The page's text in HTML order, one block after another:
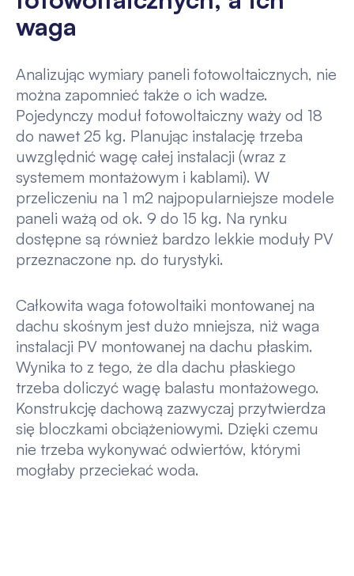
waga
Analizując wymiary paneli fotowoltaicznych, nie
można zapomnieć także o ich wadze.
Pojedynczy moduł fotowoltaiczny waży od 18
do nawet 25 kg. Planując instalację trzeba
uwzględnić wagę całej instalacji (wraz z
systemem montażowym i kablami). W
przeliczeniu na 1 m2 najpopularniejsze modele
paneli ważą od ok. 9 do 15 kg. Na rynku
dostępne są również bardzo lekkie moduły PV
przeznaczone np. do turystyki.
Całkowita waga fotowoltaiki montowanej na
dachu skośnym jest dużo mniejsza, niż waga
instalacji PV montowanej na dachu płaskim.
Wynika to z tego, że dla dachu płaskiego
trzeba doliczyć wagę balastu montażowego.
Konstrukcję dachową zazwyczaj przytwierdza
się bloczkami obciążeniowymi. Dzięki czemu
nie trzeba wykonywać odwiertów, którymi
mogłaby przeciekać woda.